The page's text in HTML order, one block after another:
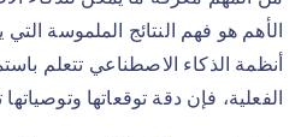
الأهم هو فهم النتائج الملموسة
أنظمة الذكاء الاصطناعي تتعلم
الفعلية، فإن دقة توقعاتها